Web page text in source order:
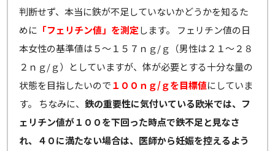
判断せず、本当に鉄が不足していないかどうかを知るた
めに 「フェリチン値」を測定します。 フェリチン値の日
本女性の基準値は５～１５７ｎｇ/ｇ（男性は２１～２８
２ｎｇ/ｇ）としていますが、体が必要とする十分な量の
状態を目指したいので１００ｎｇ/ｇを目標値にしていま
す。 ちなみに、鉄の重要性に気付いている欧米では、フ
ェリチン値が１００を下回った時点で鉄不足と見なさ
れ、４０に満たない場合は、医師から妊娠を控えるよう